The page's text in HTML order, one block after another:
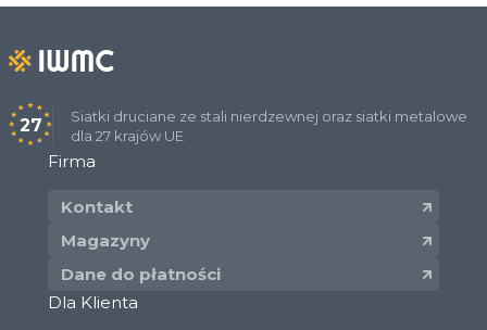
27
Siatki druciane ze stali nierdzewnej oraz siatki metalowe
dla 27 krajów UE
Firma
Kontakt
Magazyny
Dane do płatności
Dla Klienta